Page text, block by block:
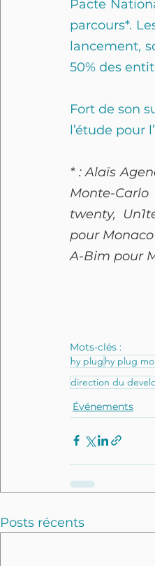
Pacte
parcours*.
lancement,
50% des
Fort de son
l’étude pour
* : Alaïs
Monte-
twenty,
pour
A-Bim pour
Mots-clés :
hy plug hy plug
direction du
Événements
Posts récents